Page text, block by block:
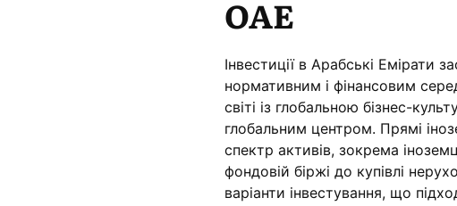
ОАЕ
Інвестиції в Арабські Емірати
нормативним і фінансовим
світі із глобальною бізнес-
глобальним центром. Прямі
спектр активів, зокрема
фондовій біржі до купівлі
варіанти інвестування, що